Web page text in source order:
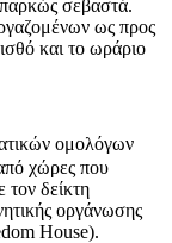
σεβαστά.
ως προς
και το ωράριο
ομολόγων
χώρες που
δείκτη
οργάνωσης
House).